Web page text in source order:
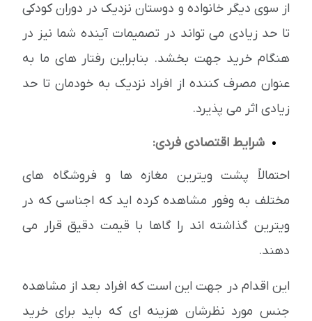
از سوی دیگر خانواده و دوستان نزدیک در دوران کودکی
تا حد زیادی می تواند در تصمیمات آینده شما نیز در
هنگام خرید جهت بخشد. بنابراین رفتار های ما به
عنوان مصرف کننده از افراد نزدیک به خودمان تا حد
زیادی اثر می پذیرد.
شرایط اقتصادی فردی:
احتمالاً پشت ویترین مغازه ها و فروشگاه های
مختلف به وفور مشاهده کرده اید که اجناسی که در
ویترین گذاشته اند را گاها با قیمت دقیق قرار می
دهند.
این اقدام در جهت این است که افراد بعد از مشاهده
جنس مورد نظرشان هزینه ای که باید برای خرید